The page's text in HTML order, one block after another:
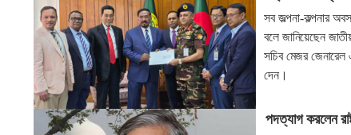
সব জল্পনা-কল্পনার
বলে জানিয়েছেন
সচিব মেজর জেনারেল
দেন।
পদত্যাগ করলেন